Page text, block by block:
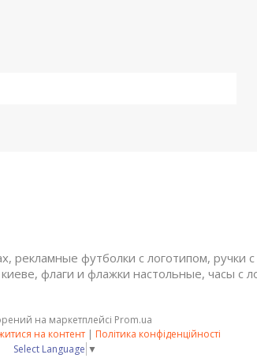
футболки с логотипом, ручки
флаги и флажки настольные, часы с
на маркетплейсі Prom.ua
на контент
Політика конфіденційності
Select Language ▼